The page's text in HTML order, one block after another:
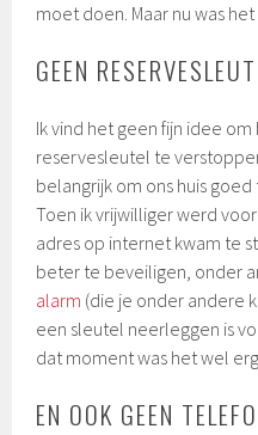
moet doen. Maar nu was
GEEN
Ik vind het geen fijn idee
reservesleutel te
belangrijk om ons huis
Toen ik vrijwilliger werd
adres op internet kwam te
beter te beveiligen, onder
alarm (die je onder andere
een sleutel neerleggen is
dat moment was het wel
EN OOK GEEN